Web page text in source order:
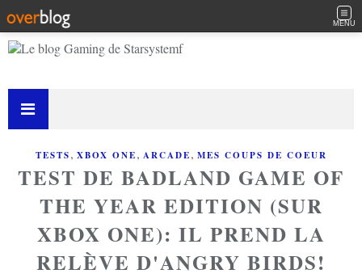
MENU
TESTS, XBOX ONE, ARCADE, MES COUPS DE COEUR
TEST DE BADLAND GAME OF
THE YEAR EDITION (SUR
XBOX ONE): IL PREND LA
RELÈVE D'ANGRY BIRDS!